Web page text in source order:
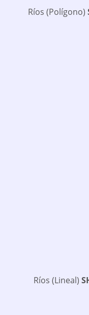
Ríos (Polígono)
Ríos (Lineal)